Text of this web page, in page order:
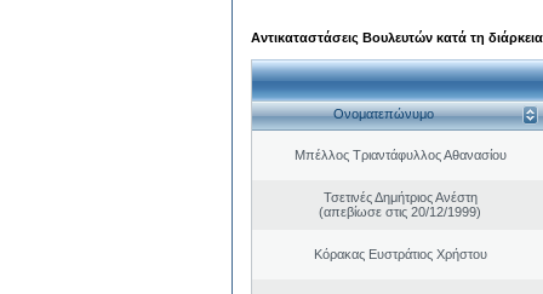
Αντικαταστάσεις Βουλευτών κατά τη
Ονοματεπώνυμο
Μπέλλος Τριαντάφυλλος Αθανασίου
Τσετινές Δημήτριος Ανέστη
(απεβίωσε στις 20/12/1999)
Κόρακας Ευστράτιος Χρήστου